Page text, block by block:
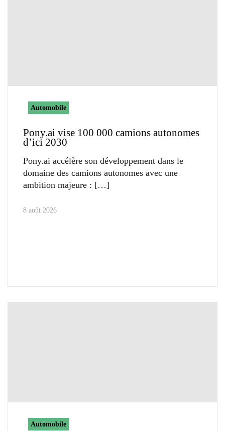
Automobile
Pony.ai vise 100 000 camions autonomes
d’ici 2030
Pony.ai accélère son développement dans le
domaine des camions autonomes avec une
ambition majeure :
8 août 2026
Automobile